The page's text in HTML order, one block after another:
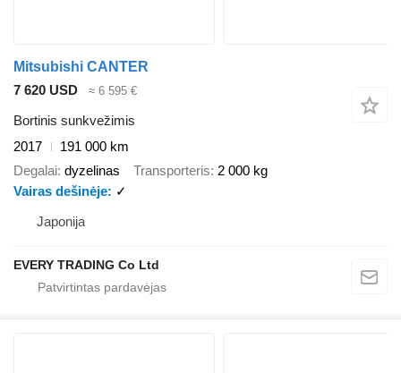
Mitsubishi CANTER
7 620 USD
≈ 6 595 €
Bortinis sunkvežimis
2017
191 000 km
Degalai dyzelinas Transporteris 2 000 kg
Vairas dešinėje
✓
Japonija
EVERY TRADING Co Ltd